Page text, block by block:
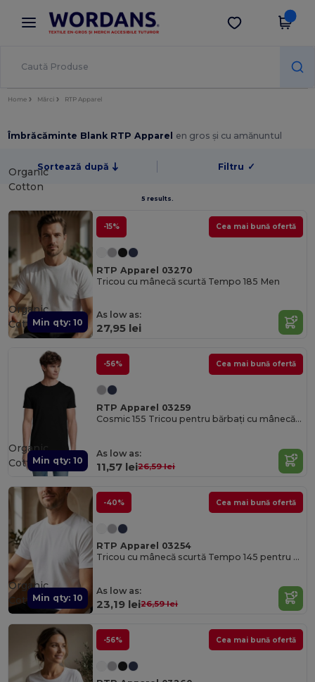
× Aplicația Wordans
Prețuri mai bune în aplicație!
Descarcă app
Home Mărci RTP Apparel
Îmbrăcăminte Blank RTP Apparel en gros și cu amănuntul
Sortează după Filtru ✓
5 results.
Min qty: 10
Organic
Cotton
-15% Cea mai bună ofertă
RTP Apparel 03270
Tricou cu mânecă scurtă Tempo 185 Men
As low as:
27,95 lei
Min qty: 10
Organic
Cotton
-56% Cea mai bună ofertă
RTP Apparel 03259
Cosmic 155 Tricou pentru bărbați cu mânecă scurtă tăiat și cusut
As low as:
11,57 lei26,59 lei
Min qty: 10
Organic
Cotton
-40% Cea mai bună ofertă
RTP Apparel 03254
Tricou cu mânecă scurtă Tempo 145 pentru bărbați
As low as:
23,19 lei26,59 lei
Organic
Cotton
-56% Cea mai bună ofertă